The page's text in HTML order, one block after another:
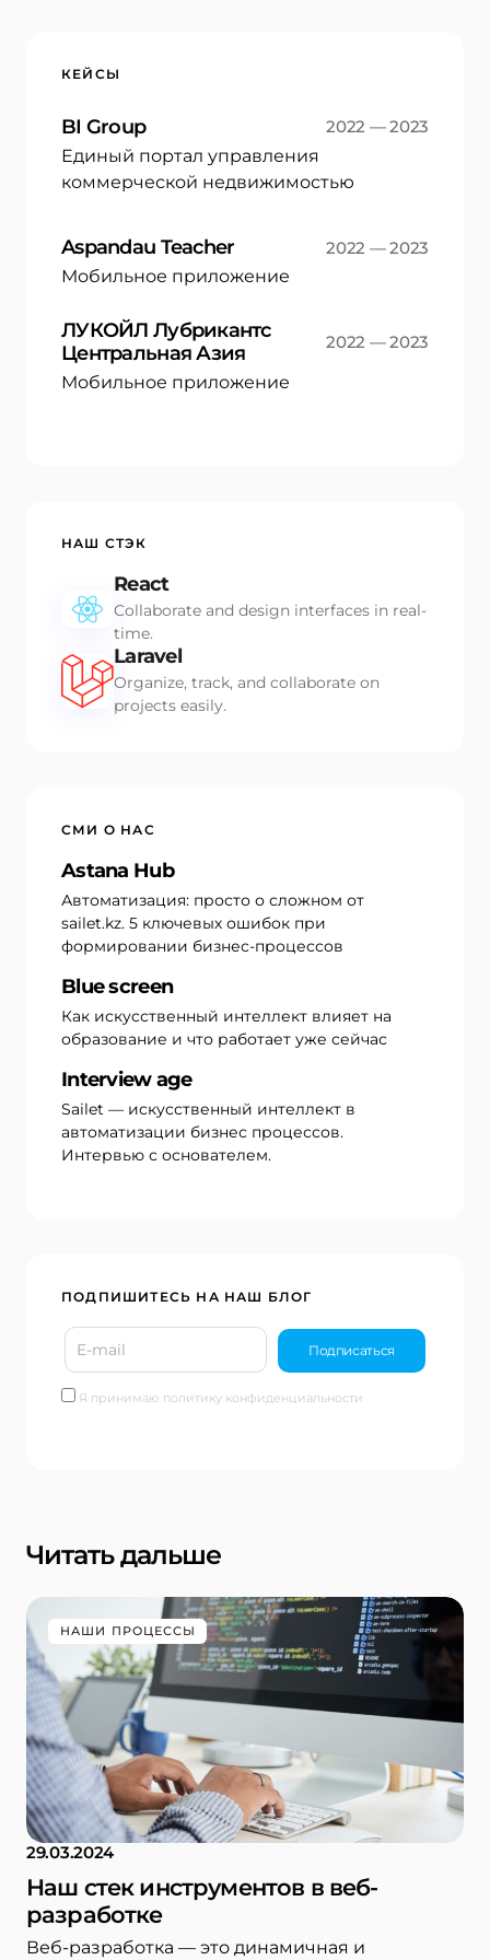
КЕЙСЫ
BI Group
2022 — 2023
Единый портал управления
коммерческой недвижимостью
Aspandau Teacher
2022 — 2023
Мобильное приложение
ЛУКОЙЛ Лубрикантс
Центральная Азия
2022 — 2023
Мобильное приложение
НАШ СТЭК
React
Collaborate and design interfaces in real-
time.
Laravel
Organize, track, and collaborate on
projects easily.
СМИ О НАС
Astana Hub
Автоматизация: просто о сложном от
sailet.kz. 5 ключевых ошибок при
формировании бизнес-процессов
Blue screen
Как искусственный интеллект влияет на
образование и что работает уже сейчас
Interview age
Sailet — искусственный интеллект в
автоматизации бизнес процессов.
Интервью с основателем.
ПОДПИШИТЕСЬ НА НАШ БЛОГ
Я принимаю политику конфиденциальности
Читать дальше
НАШИ ПРОЦЕССЫ
29.03.2024
Наш стек инструментов в веб-
разработке
Веб-разработка — это динамичная и